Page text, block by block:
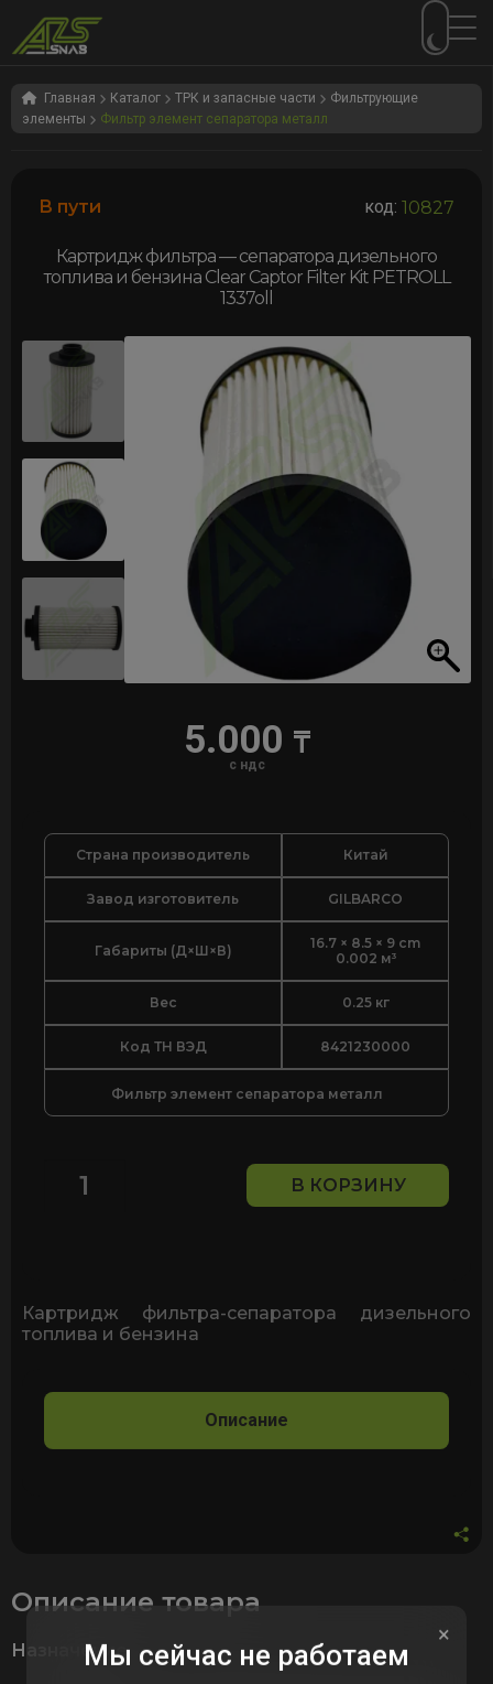
Перейти
Перейти
содержимому
Главная Каталог ТРК и запасные части
Фильтрующие
элементы
Фильтр элемент сепаратора металл
В пути код: 10827
Картридж фильтра — сепаратора дизельного
топлива и бензина Clear Captor Filter Kit PETROLL
1337oll
5.000 ₸
с ндс
Страна производитель Китай
Завод изготовитель GILBARCO
Габариты (Д×Ш×В)
16.7 × 8.5 × 9 cm
0.002 м³
Вес 0.25 кг
Код ТН ВЭД 8421230000
Фильтр элемент сепаратора металл
Количество
дизельного
топлива
Clear
Filter
В КОРЗИНУ
Картридж фильтра-сепаратора дизельного
топлива и бензина
Описание
Описание товара
Назначение
×
Мы сейчас не работаем